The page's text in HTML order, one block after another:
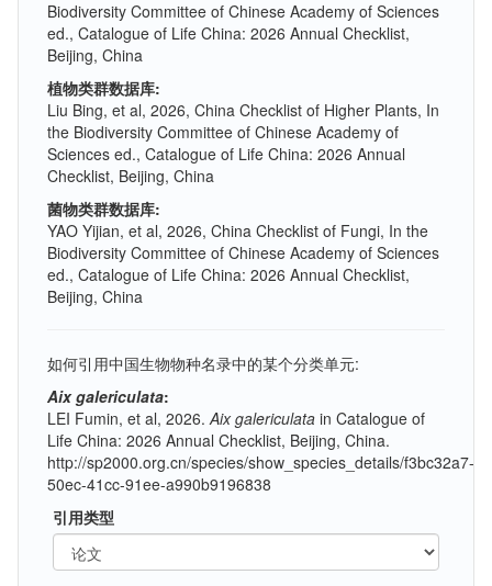
Biodiversity Committee of Chinese Academy of Sciences
ed., Catalogue of Life China: 2026 Annual Checklist,
Beijing, China
植物类群数据库:
Liu Bing, et al, 2026, China Checklist of Higher Plants, In
the Biodiversity Committee of Chinese Academy of
Sciences ed., Catalogue of Life China: 2026 Annual
Checklist, Beijing, China
菌物类群数据库:
YAO Yijian, et al, 2026, China Checklist of Fungi, In the
Biodiversity Committee of Chinese Academy of Sciences
ed., Catalogue of Life China: 2026 Annual Checklist,
Beijing, China
如何引用中国生物物种名录中的某个分类单元:
Aix galericulata:
LEI Fumin, et al, 2026.Aix galericulata in Catalogue of
Life China: 2026 Annual Checklist, Beijing, China.
http://sp2000.org.cn/species/show_species_details/f3bc32a7-
50ec-41cc-91ee-a990b9196838
引用类型